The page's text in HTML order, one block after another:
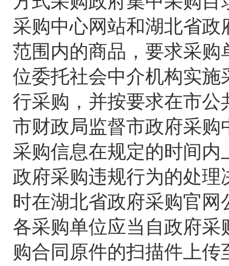
采购中心网站和湖北省
范围内的商品，要求采
位委托社会中介机构实
行采购，并按要求在市
市财政局监督市政府采
采购信息在规定的时间
政府采购违规行为的处
时在湖北省政府采购官网
各采购单位应当自政府
购合同原件的扫描件上